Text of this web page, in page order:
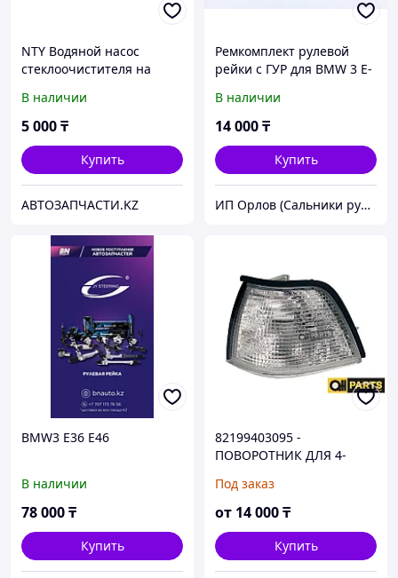
NTY Водяной насос
стеклоочистителя на
E36 -1998,3 E46 -2005,3
E91 2005
В наличии
5 000₸
Купить
АВТОЗАПЧАСТИ.KZ
Ремкомплект рулевой
рейки с ГУР для BMW 3 E-
В наличии
14 000₸
Купить
ИП Орлов (Сальники рулевых реек)
BMW3 E36 E46
В наличии
78 000₸
Купить
82199403095 -
ПОВОРОТНИК ДЛЯ 4-
БЕЛЫЙ (ЛЕВЫЙ) BMW 3-
Series E36 1991-1997
Под заказ
от 14 000₸
Купить